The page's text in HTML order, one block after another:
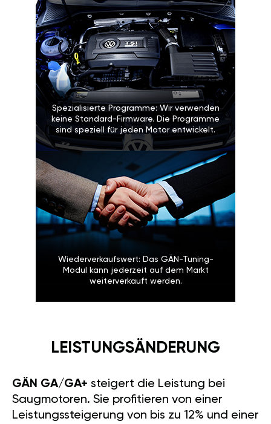
Spezialisierte Programme: Wir verwenden
keine Standard-Firmware. Die Programme
sind speziell für jeden Motor entwickelt.
Wiederverkaufswert: Das GÄN-Tuning-
Modul kann jederzeit auf dem Markt
weiterverkauft werden.
LEISTUNGSÄNDERUNG
GÄN GA/GA+ steigert die Leistung bei
Saugmotoren. Sie profitieren von einer
Leistungssteigerung von bis zu 12% und einer